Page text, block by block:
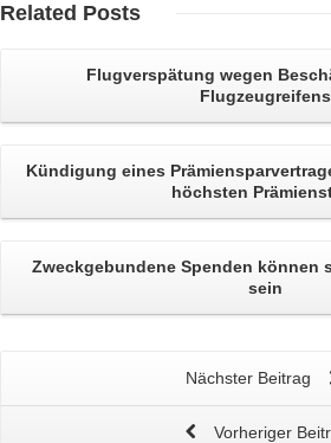
Related Posts
Flugverspätung wegen
Flugzeugreifens
Kündigung eines
höchsten
Zweckgebundene Spenden können
sein
Nächster Beitrag
Vorheriger